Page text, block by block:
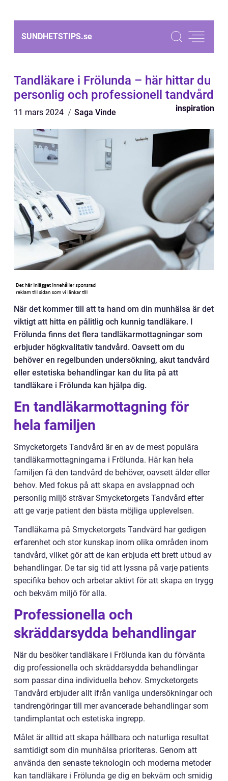
SUNDHETSTIPS.se
Tandläkare i Frölunda – här hittar du
personlig och professionell tandvård
11 mars 2024 Saga Vinde inspiration
När det kommer till att ta hand om din munhälsa är det
viktigt att hitta en pålitlig och kunnig tandläkare. I
Frölunda finns det flera tandläkarmottagningar som
erbjuder högkvalitativ tandvård. Oavsett om du
behöver en regelbunden undersökning, akut tandvård
eller estetiska behandlingar kan du lita på att
tandläkare i Frölunda kan hjälpa dig.
En tandläkarmottagning för
hela familjen
Smycketorgets Tandvård är en av de mest populära
tandläkarmottagningarna i Frölunda. Här kan hela
familjen få den tandvård de behöver, oavsett ålder eller
behov. Med fokus på att skapa en avslappnad och
personlig miljö strävar Smycketorgets Tandvård efter
att ge varje patient den bästa möjliga upplevelsen.
Tandläkarna på Smycketorgets Tandvård har gedigen
erfarenhet och stor kunskap inom olika områden inom
tandvård, vilket gör att de kan erbjuda ett brett utbud av
behandlingar. De tar sig tid att lyssna på varje patients
specifika behov och arbetar aktivt för att skapa en trygg
och bekväm miljö för alla.
Professionella och
skräddarsydda behandlingar
När du besöker tandläkare i Frölunda kan du förvänta
dig professionella och skräddarsydda behandlingar
som passar dina individuella behov. Smycketorgets
Tandvård erbjuder allt ifrån vanliga undersökningar och
tandrengöringar till mer avancerade behandlingar som
tandimplantat och estetiska ingrepp.
Målet är alltid att skapa hållbara och naturliga resultat
samtidigt som din munhälsa prioriteras. Genom att
använda den senaste teknologin och moderna metoder
kan tandläkare i Frölunda ge dig en bekväm och smidig